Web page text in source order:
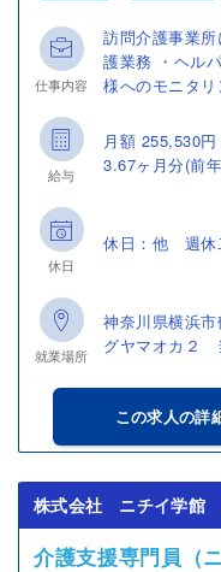
仕事内容
訪問介護事業
護業務 ・ヘル
様へのモニタ
給与
月額 255,530
3.67ヶ月分(前
休日
休日：他 週休
就業場所
神奈川県横浜
グヤマオカ２
この求人の詳
株式会社 ニチイ学館
介護支援専門員（